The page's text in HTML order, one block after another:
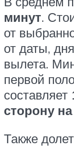
минут.
от
от даты,
вылета.
первой
составляет
сторону
Также